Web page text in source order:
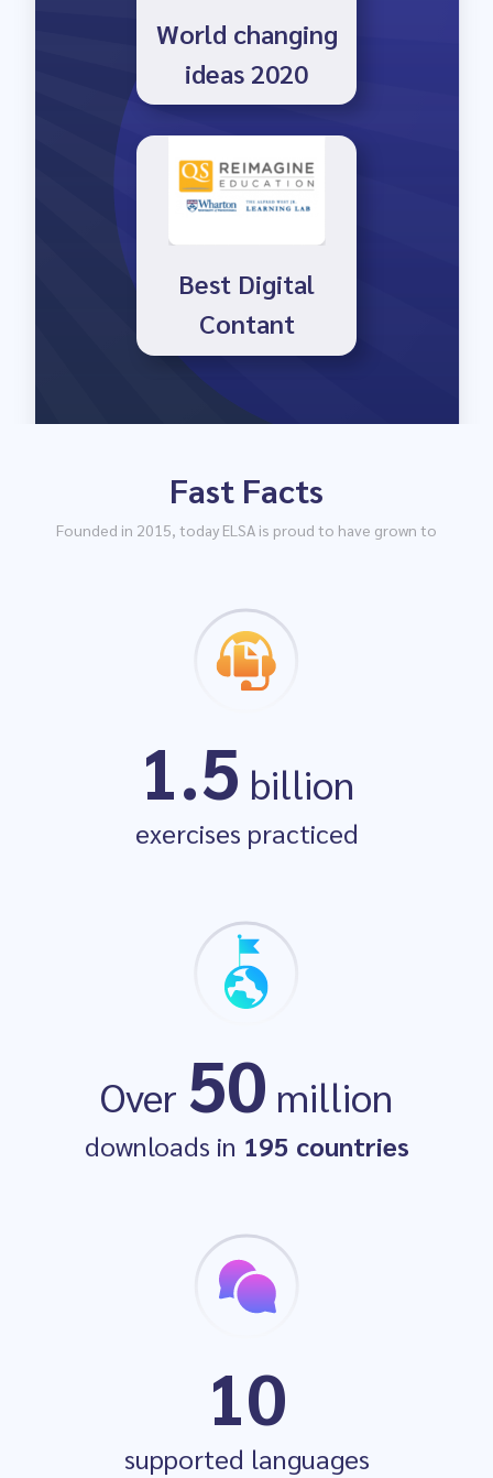
World changing
ideas 2020
Best Digital
Contant
Top 4 best AI
#1
Education App
Launch Winner
Fast Facts
Founded in 2015, today ELSA is proud to have grown to
1.5 billion
exercises practiced
Over 50 million
downloads in 195 countries
10
supported languages